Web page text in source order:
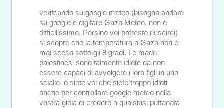
verifcando su google meteo (bisogna andare
su google e digitare Gaza Meteo. non è
difficilissimo. Persino voi potreste riuscirci)
si scopre che la temperatura a Gaza non è
mai scesa sotto gli 8 gradi. Le madri
palestinesi sono talmente idiote da non
essere capaci di avvolgere i loro figli in uno
scialle, o siete voi che siete troppo idioti
anche per controllare google meteo nella
vostra gioia di credere a qualsiasi puttanata